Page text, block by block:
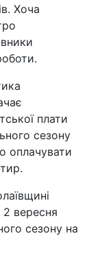
Хоча
плати
сезону
оплачувати
вересня
сезону на